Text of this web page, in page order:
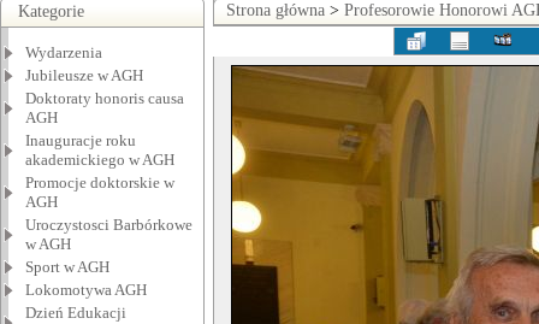
Kategorie
Wydarzenia
Jubileusze w AGH
Doktoraty honoris causa
AGH
Inauguracje roku
akademickiego w AGH
Promocje doktorskie w
AGH
Uroczystosci Barbórkowe
w AGH
Sport w AGH
Lokomotywa AGH
Dzień Edukacji
Strona główna > Profesorowie Honorowi